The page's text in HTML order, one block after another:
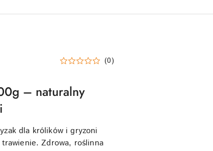
(0)
– naturalny
dla królików i gryzoni
Zdrowa, roślinna